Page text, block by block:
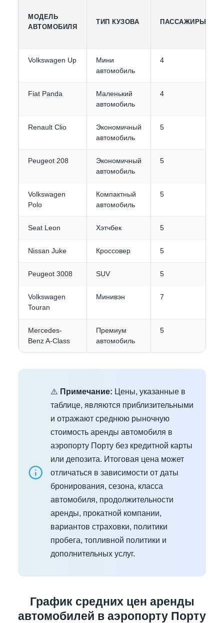
МОДЕЛЬ
АВТОМОБИЛЯ
ТИП КУЗОВА ПАССАЖИРЫ
Volkswagen Up
Мини
автомобиль
4
Fiat Panda
Маленький
автомобиль
4
Renault Clio
Экономичный
автомобиль
5
Peugeot 208
Экономичный
автомобиль
5
Volkswagen
Polo
Компактный
автомобиль
5
Seat Leon Хэтчбек 5
Nissan Juke Кроссовер 5
Peugeot 3008 SUV 5
Volkswagen
Touran
Минивэн 7
Mercedes-
Benz A-Class
Премиум
автомобиль
5
⚠️ Примечание: Цены, указанные в
таблице, являются приблизительными
и отражают среднюю рыночную
стоимость аренды автомобиля в
аэропорту Порту без кредитной карты
или депозита. Итоговая цена может
отличаться в зависимости от даты
бронирования, сезона, класса
автомобиля, продолжительности
аренды, прокатной компании,
вариантов страховки, политики
пробега, топливной политики и
дополнительных услуг.
График средних цен аренды
автомобилей в аэропорту Порту